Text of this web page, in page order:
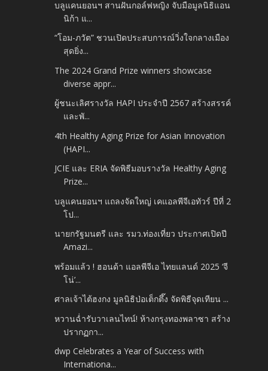
บลูแคนยอนฯ สานฝันกอล์ฟหญิง จับมือมูลนิธิแอน
นิก้า แ...
“โอม-ภวัต” ชวนเปิดประสบการณ์วิ่งใจกลางเมือง
สุดยิ่ง...
The 2024 Grand Prize winners showcase
diverse appr...
ผู้ชนะเลิศรางวัล HAPI ประจำปี 2567 สร้างสรรค์
และพั...
4th Healthy Aging Prize for Asian Innovation
(HAPI...
JCIE และ ERIA จัดพิธีมอบรางวัล Healthy Aging
Prize...
บลูแคนยอนฯ แถลงจัดใหญ่ เคแอลพีจีเอทัวร์ ปีที่ 2
โป...
นายกรัฐมนตรี และ รมว.ท่องเที่ยว ประกาศเปิดปี
Amazi...
พร้อมแล้ว ! ฮอนด้า แอลพีจีเอ ไทยแลนด์ 2025 ‘จี
โน่’...
ศาลเจ้าไต้ฮงกง มูลนิธิป่อเต็กตึ๊ง จัดพิธีจุดเทียน ...
หวานฉ่ำรับวาเลนไทน์! ห้างกรุงทองพลาซา สร้าง
ปรากฏกา...
dwp Celebrates a Year of Success with
Internationa...